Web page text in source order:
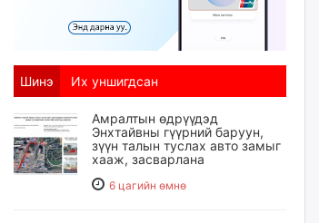
Шинэ Их уншигдсан
Амралтын өдрүүдэд
Энхтайвны гүүрний баруун,
зүүн талын туслах авто замыг
хааж, засварлана
6 цагийн өмнө